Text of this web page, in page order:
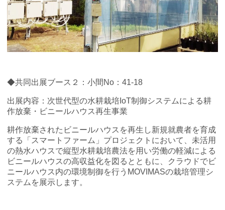
◆共同出展ブース２：小間No：41-18
出展内容：次世代型の水耕栽培IoT制御システムによる耕
作放棄・ビニールハウス再生事業
耕作放棄されたビニールハウスを再生し新規就農者を育成
する「スマートファーム」プロジェクトにおいて、未活用
の熱水ハウスで縦型水耕栽培農法を用い労働の軽減による
ビニールハウスの高収益化を図るとともに、クラウドでビ
ニールハウス内の環境制御を行うMOVIMASの栽培管理シ
ステムを展示します。